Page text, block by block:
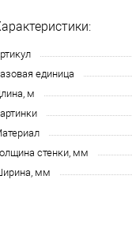
единица
м
стенки, мм
мм